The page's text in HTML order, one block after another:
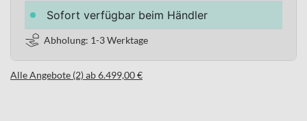
Sofort verfügbar beim Händler
Abholung: 1-3 Werktage
Alle Angebote (2) ab 6.499,00 €